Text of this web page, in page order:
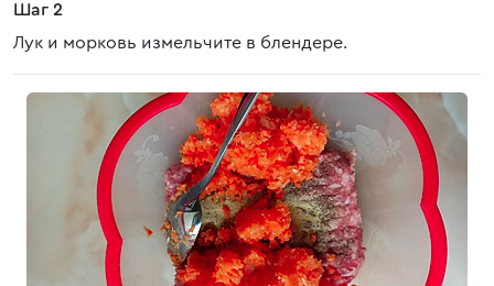
Шаг 2
Лук и морковь измельчите в блендере.